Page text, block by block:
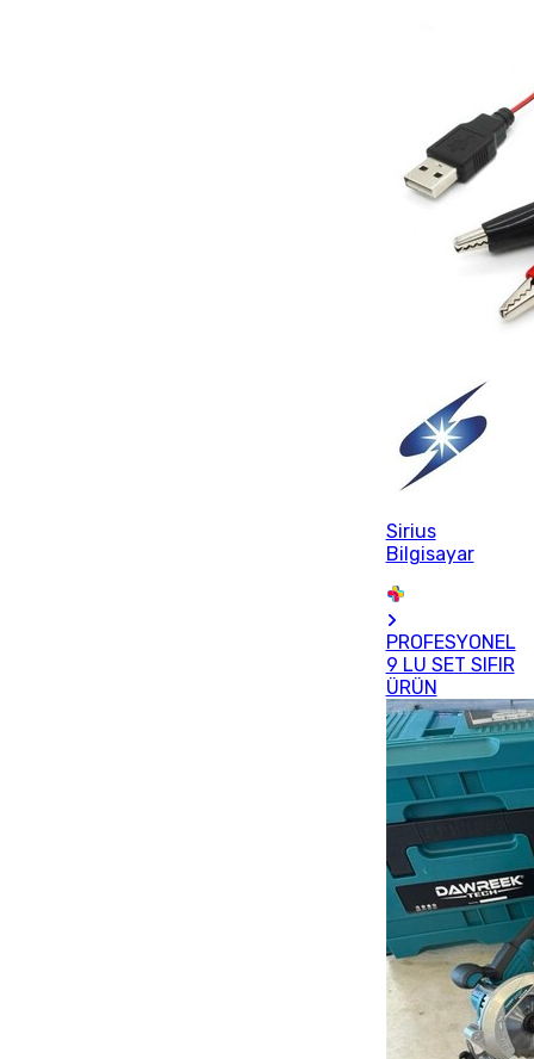
Sirius
Bilgisayar
PROFESYONEL
9 LU SET SIFIR
ÜRÜN